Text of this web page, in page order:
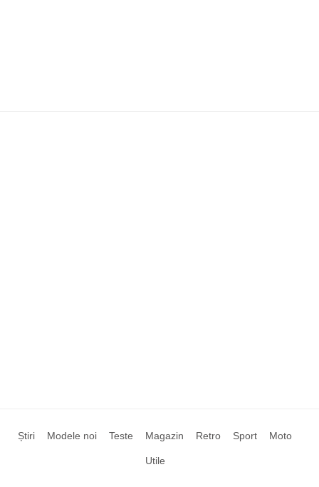
Știri Modele noi Teste Magazin Retro Sport Moto
Utile